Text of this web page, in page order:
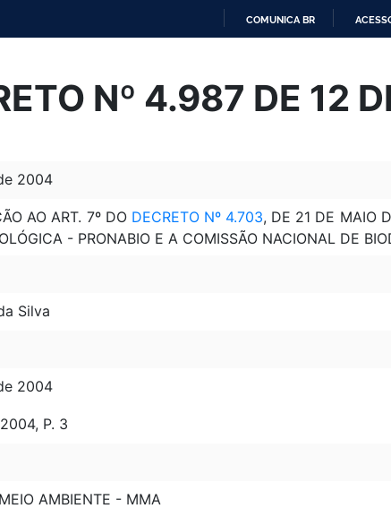
O
CONTEÚDO
COMUNICA BR
Nº 4.987 DE 12
2004
AO ART. 7º DO DECRETO Nº 4.703, DE 21 DE MAIO
- PRONABIO E A COMISSÃO NACIONAL DE
Silva
2004
P. 3
AMBIENTE - MMA